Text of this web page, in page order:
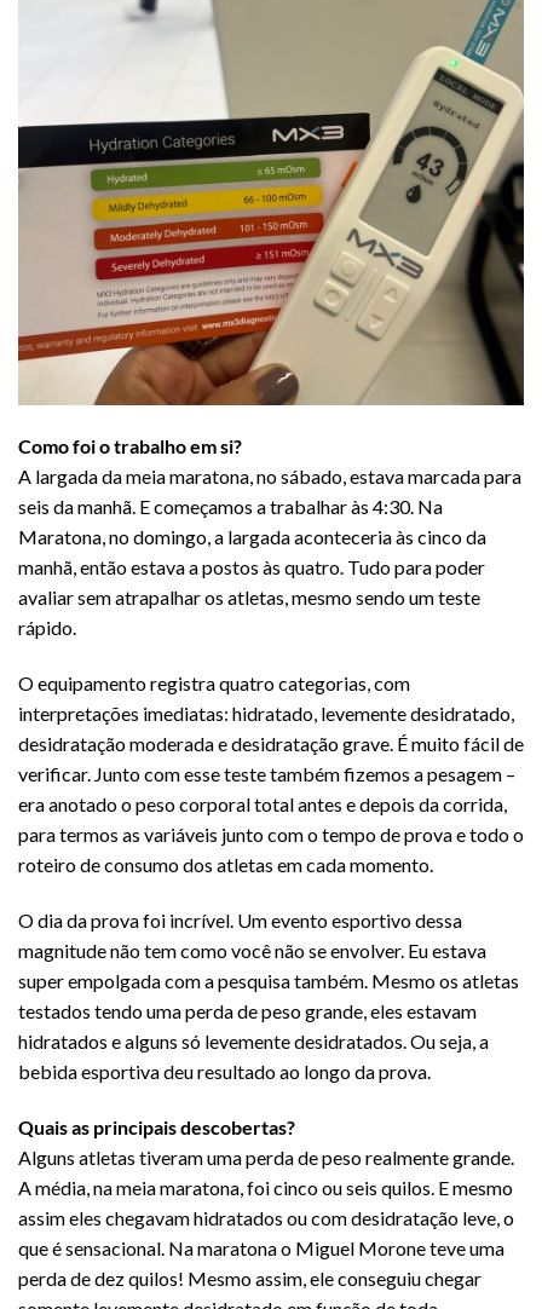
Como foi o trabalho em si?
A largada da meia maratona, no sábado, estava marcada para
seis da manhã. E começamos a trabalhar às 4:30. Na
Maratona, no domingo, a largada aconteceria às cinco da
manhã, então estava a postos às quatro. Tudo para poder
avaliar sem atrapalhar os atletas, mesmo sendo um teste
rápido.
O equipamento registra quatro categorias, com
interpretações imediatas: hidratado, levemente desidratado,
desidratação moderada e desidratação grave. É muito fácil de
verificar. Junto com esse teste também fizemos a pesagem –
era anotado o peso corporal total antes e depois da corrida,
para termos as variáveis junto com o tempo de prova e todo o
roteiro de consumo dos atletas em cada momento.
O dia da prova foi incrível. Um evento esportivo dessa
magnitude não tem como você não se envolver. Eu estava
super empolgada com a pesquisa também. Mesmo os atletas
testados tendo uma perda de peso grande, eles estavam
hidratados e alguns só levemente desidratados. Ou seja, a
bebida esportiva deu resultado ao longo da prova.
Quais as principais descobertas?
Alguns atletas tiveram uma perda de peso realmente grande.
A média, na meia maratona, foi cinco ou seis quilos. E mesmo
assim eles chegavam hidratados ou com desidratação leve, o
que é sensacional. Na maratona o Miguel Morone teve uma
perda de dez quilos! Mesmo assim, ele conseguiu chegar